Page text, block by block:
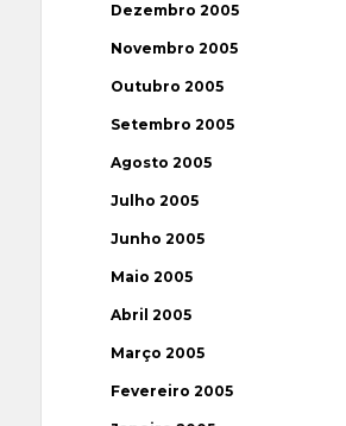
Dezembro 2005
Novembro 2005
Outubro 2005
Setembro 2005
Agosto 2005
Julho 2005
Junho 2005
Maio 2005
Abril 2005
Março 2005
Fevereiro 2005